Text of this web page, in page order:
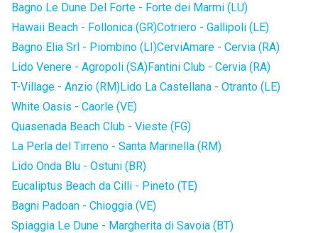
Bagno Le Dune Del Forte - Forte dei Marmi (LU)
Hawaii Beach - Follonica (GR)Cotriero - Gallipoli (LE)
Bagno Elia Srl - Piombino (LI)CerviAmare - Cervia (RA)
Lido Venere - Agropoli (SA)Fantini Club - Cervia (RA)
T-Village - Anzio (RM)Lido La Castellana - Otranto (LE)
White Oasis - Caorle (VE)
Quasenada Beach Club - Vieste (FG)
La Perla del Tirreno - Santa Marinella (RM)
Lido Onda Blu - Ostuni (BR)
Eucaliptus Beach da Cilli - Pineto (TE)
Bagni Padoan - Chioggia (VE)
Spiaggia Le Dune - Margherita di Savoia (BT)